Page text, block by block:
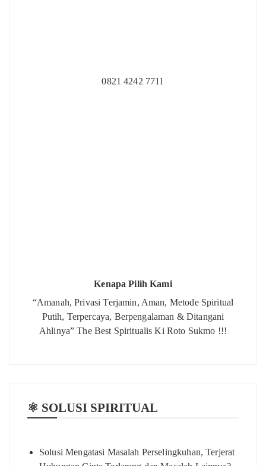
0821 4242 7711
Kenapa Pilih Kami
“Amanah, Privasi Terjamin, Aman, Metode Spiritual
Putih, Terpercaya, Berpengalaman & Ditangani
Ahlinya” The Best Spiritualis Ki Roto Sukmo !!!
⚛️ SOLUSI SPIRITUAL
Solusi Mengatasi Masalah Perselingkuhan, Terjerat